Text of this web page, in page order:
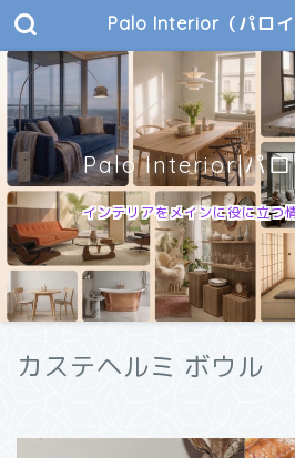
Palo Interior（パロイ
Palo Interior|パロ
インテリアをメインに役に立つ
カステヘルミ ボウル